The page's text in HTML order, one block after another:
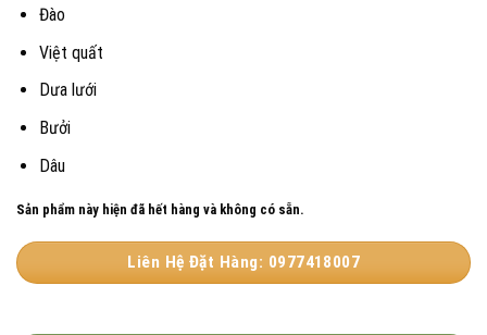
Đào
Việt quất
Dưa lưới
Bưởi
Dâu
Sản phẩm này hiện đã hết hàng và không có sẵn.
Liên Hệ Đặt Hàng: 0977418007